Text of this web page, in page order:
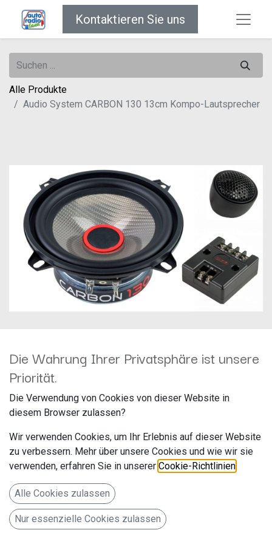
Kontaktieren Sie uns
Alle Produkte
Audio System CARBON 130 13cm Kompo-Lautsprecher
Audio System CARBON 130
13cm Kompo-Lautsprecher
Hersteller: Audio System
Artikelnummer: CARBON130
Audio System
76707 Hambrücken
Deutschland www.audio-system.de
Die Wahrung Ihrer Privatsphäre ist unsere
Priorität.
Die Verwendung von Cookies von dieser Website in
diesem Browser zulassen?
Wir verwenden Cookies, um Ihr Erlebnis auf dieser Website
zu verbessern. Mehr über unsere Cookies und wie wir sie
verwenden, erfahren Sie in unserer Cookie-Richtlinien
Alle Cookies zulassen
Nur essenzielle Cookies zulassen